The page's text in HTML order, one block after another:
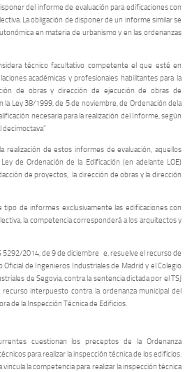
del informe de evaluación para edificaciones con
La obligación de disponer de un informe similar se
en materia de urbanismo y en las ordenanzas
técnico facultativo competente el que esté en
académicas y profesionales habilitantes para la
de obras y dirección de ejecución de obras de
la Ley 38/1999, de 5 de noviembre, de Ordenación dela
necesaria para la realización del Informe, según
decimoctava”
realización de estos informes de evaluación, aquellos
de Ordenación de la Edificación (en adelante LOE)
de proyectos, la dirección de obras y la dirección
de informes exclusivamente las edificaciones con
la competencia corresponderá a los arquitectos y
5292/2014, de 9 de diciembre e, resuelve el recurso de
de Ingenieros Industriales de Madrid y el Colegio
de Segovia, contra la sentencia dictada por el TSJ
recurso interpuesto contra la ordenanza municipal del
de la Inspección Técnica de Edificios.
cuestionan los preceptos de la Ordenanza
para realizar la inspección técnica de los edificios.
la competencia para realizar la inspección técnica